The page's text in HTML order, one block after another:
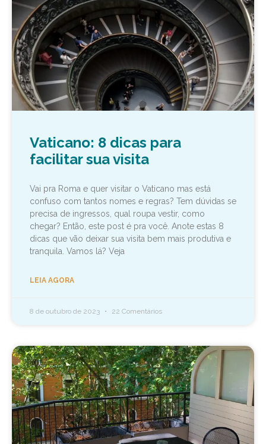
Vaticano: 8 dicas para
facilitar sua visita
Vai pra Roma e quer visitar o Vaticano mas está
confuso com tantos nomes e regras? Tem dúvidas se
precisa de ingressos, qual roupa vestir, como
chegar? Então, este post é pra você. Anote estas 8
dicas que vão deixar sua visita bem mais produtiva e
tranquila. Vamos lá? Veja
LEIA AGORA
8 de outubro de 2023 22 Comentários